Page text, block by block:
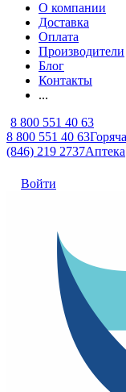
О компании
Доставка
Оплата
Производители
Блог
Контакты
...
8 800 551 40 63
8 800 551 40 63
(846) 219 2737Аптека
Войти